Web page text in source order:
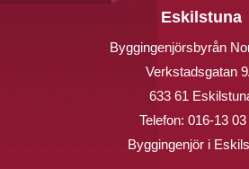
Eskilstuna
Byggingenjörsbyrån
Verkstadsgatan
633 61
Telefon: 016-13 03
Byggingenjör i